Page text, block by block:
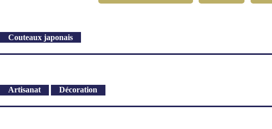
Couteaux japonais
Artisanat Décoration